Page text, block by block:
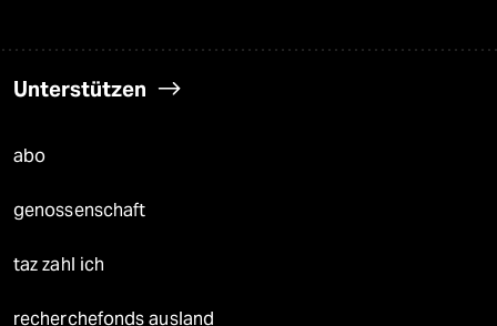
Unterstützen
abo
genossenschaft
taz zahl ich
recherchefonds ausland